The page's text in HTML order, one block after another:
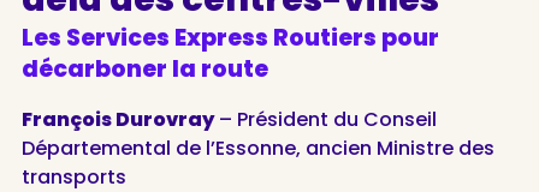
Les Services Express Routiers pour
décarboner la route
François Durovray– Président du Conseil
Départemental de l’Essonne, ancien Ministre des
transports